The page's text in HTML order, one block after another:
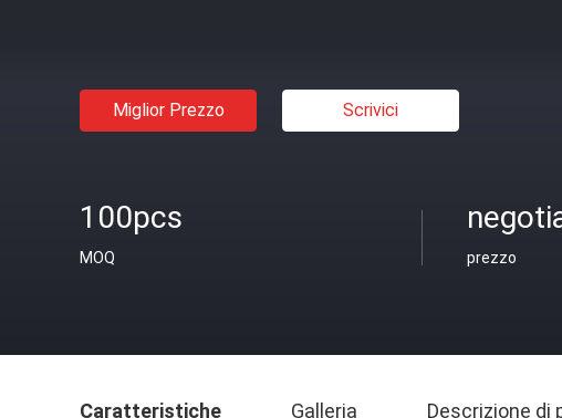
Miglior Prezzo Scrivici
100pcs
MOQ prezzo
Caratteristiche Galleria Descrizione di